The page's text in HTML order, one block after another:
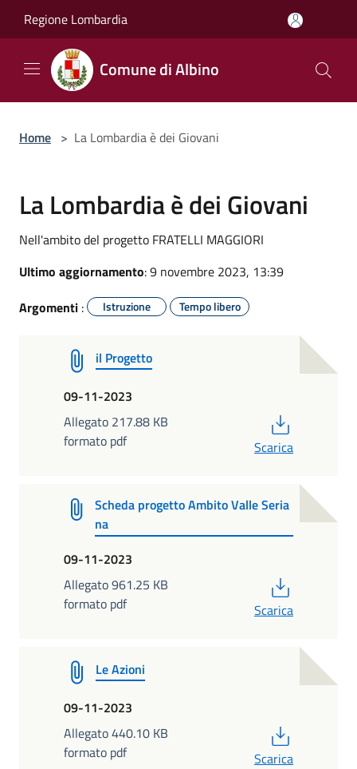
Regione Lombardia
Comune di Albino
Home > La Lombardia è dei Giovani
La Lombardia è dei Giovani
Nell'ambito del progetto FRATELLI MAGGIORI
Ultimo aggiornamento: 9 novembre 2023, 13:39
Argomenti : Istruzione Tempo libero
il Progetto
09-11-2023
Allegato 217.88 KB
formato pdf
Scarica
Scheda progetto Ambito Valle Seria
na
09-11-2023
Allegato 961.25 KB
formato pdf
Scarica
Le Azioni
09-11-2023
Allegato 440.10 KB
formato pdf
Scarica